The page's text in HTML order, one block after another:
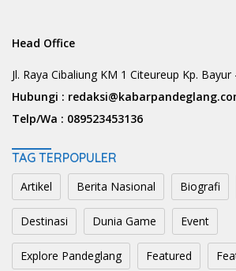
Head Office
Jl. Raya Cibaliung KM 1 Citeureup Kp.
Hubungi :
Telp/Wa : 089523453136
TAG TERPOPULER
Artikel Berita Nasional Biografi
Destinasi Dunia Game Event
Explore Pandeglang Featured